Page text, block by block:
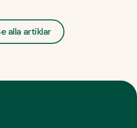
alla artiklar